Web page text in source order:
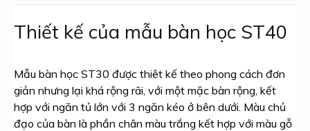
Thiết kế của mẫu bàn học ST40
Mẫu bàn học ST30 được thiêt kế theo phong cách đơn
giản nhưng lại khá rộng rãi, với một mặc bàn rộng, kết
hợp với ngăn tủ lớn với 3 ngăn kéo ở bên dưới. Màu chủ
đạo của bàn là phần chân màu trắng kết hợp với màu gỗ